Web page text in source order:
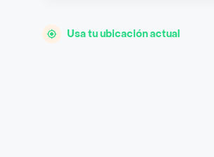
Usa tu ubicación actual